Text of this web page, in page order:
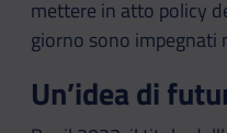
mettere in atto policy
giorno sono impegnati
Un’idea di